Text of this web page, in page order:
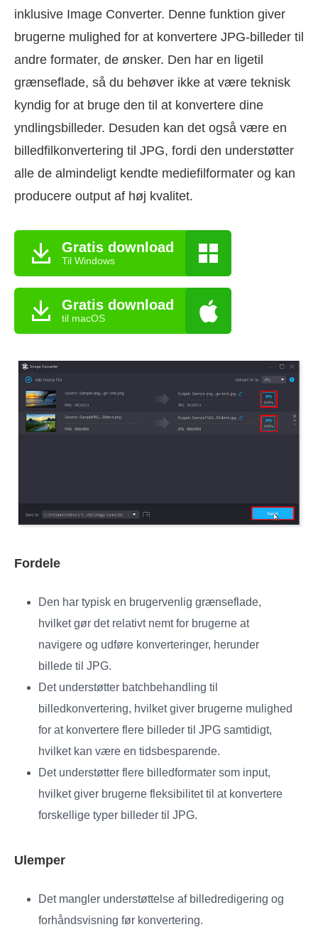
inklusive Image Converter. Denne funktion giver
brugerne mulighed for at konvertere JPG-billeder til
andre formater, de ønsker. Den har en ligetil
grænseflade, så du behøver ikke at være teknisk
kyndig for at bruge den til at konvertere dine
yndlingsbilleder. Desuden kan det også være en
billedfilkonvertering til JPG, fordi den understøtter
alle de almindeligt kendte mediefilformater og kan
producere output af høj kvalitet.
Gratis download
Til Windows
Gratis download
til macOS
Fordele
Den har typisk en brugervenlig grænseflade,
hvilket gør det relativt nemt for brugerne at
navigere og udføre konverteringer, herunder
billede til JPG.
Det understøtter batchbehandling til
billedkonvertering, hvilket giver brugerne mulighed
for at konvertere flere billeder til JPG samtidigt,
hvilket kan være en tidsbesparende.
Det understøtter flere billedformater som input,
hvilket giver brugerne fleksibilitet til at konvertere
forskellige typer billeder til JPG.
Ulemper
Det mangler understøttelse af billedredigering og
forhåndsvisning før konvertering.